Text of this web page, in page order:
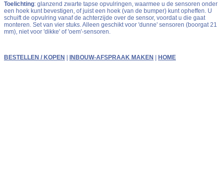
Toelichting: glanzend zwarte tapse opvulringen, waarmee u de sensoren onder
een hoek kunt bevestigen, of juist een hoek (van de bumper) kunt opheffen. U
schuift de opvulring vanaf de achterzijde over de sensor, voordat u die gaat
monteren. Set van vier stuks. Alleen geschikt voor 'dunne' sensoren (boorgat 21
mm), niet voor 'dikke' of 'oem'-sensoren.
BESTELLEN / KOPEN INBOUW-AFSPRAAK MAKEN HOME